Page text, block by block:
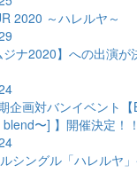
2020 ～ハレルヤ～
ジナ2020】への出演
企画対バンイベント
〜] 】開催決定！！
シングル「ハレルヤ」